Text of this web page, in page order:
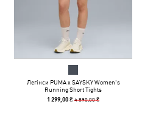
Легінси PUMA x SAYSKY Women's
Running Short Tights
1 299,00 ₴4 890,00 ₴